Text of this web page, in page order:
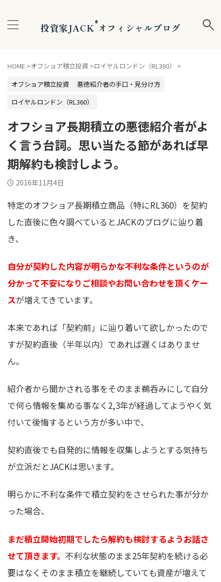
投資家JACK®オフィシャルブログ
HOME >オフショア積立投資 >ロイヤルロンドン（RL360）
>
オフショア積立投資
悪徳紹介者の手口・見分け方
ロイヤルロンドン（RL360）
オフショア長期積立の悪徳紹介者がよ
く言う台詞。思い当たる節があれば早
期解約も検討しよう。
2016年11月4日
特定のオフショア長期積立商品（特にRL360）を契約
した直後に色々調べているとJACKのブログに辿り着
き、
自分が契約した内容が明らかな不利な条件というのが
分かって不安になりご相談やお問い合わせを頂くケー
スが増えてきています。
本来であれば「契約前」に辿り着いて欲しかったので
すが契約直後（半年以内）であれば遅くはありませ
ん。
紹介者から聞かされる事をそのまま鵜呑みにして自分
で何ら情報を集める事なく2,3年が経過してようやく気
付いて後悔するという方が多い中で、
契約直後でも自発的に情報を収集しようとする気持ち
が立派だとJACKは思います。
明らかに不利な条件で積立契約をさせられた事が分か
った場合、
まだ積立開始初期でしたら解約も検討するようお話さ
せて頂きます。 不利な状態のまま25年契約を続ける必
要はなくそのまま積立を継続していても資産が増えて